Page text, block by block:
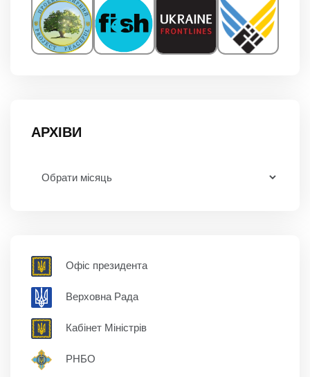
АРХІВИ
Офіс президента
Верховна Рада
Кабінет Міністрів
РНБО